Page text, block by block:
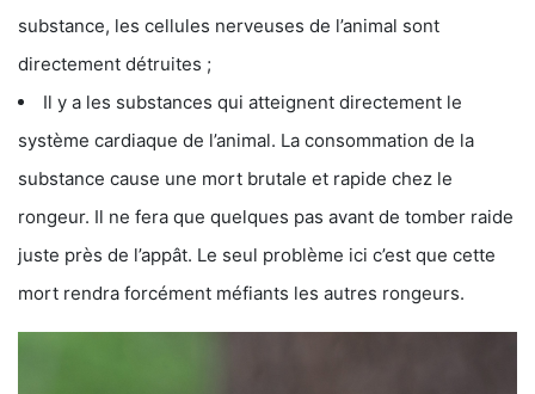
substance, les cellules nerveuses de l’animal sont
directement détruites ;
Il y a les substances qui atteignent directement le
système cardiaque de l’animal. La consommation de la
substance cause une mort brutale et rapide chez le
rongeur. Il ne fera que quelques pas avant de tomber raide
juste près de l’appât. Le seul problème ici c’est que cette
mort rendra forcément méfiants les autres rongeurs.